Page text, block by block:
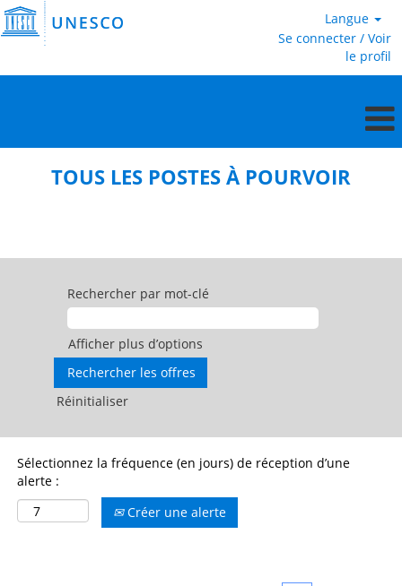
Langue
Se connecter / Voir
le profil
TOUS LES POSTES À POURVOIR
Rechercher par mot-clé
Afficher plus d’options
Réinitialiser
Sélectionnez la fréquence (en jours) de réception d’une
alerte :
Créer une alerte